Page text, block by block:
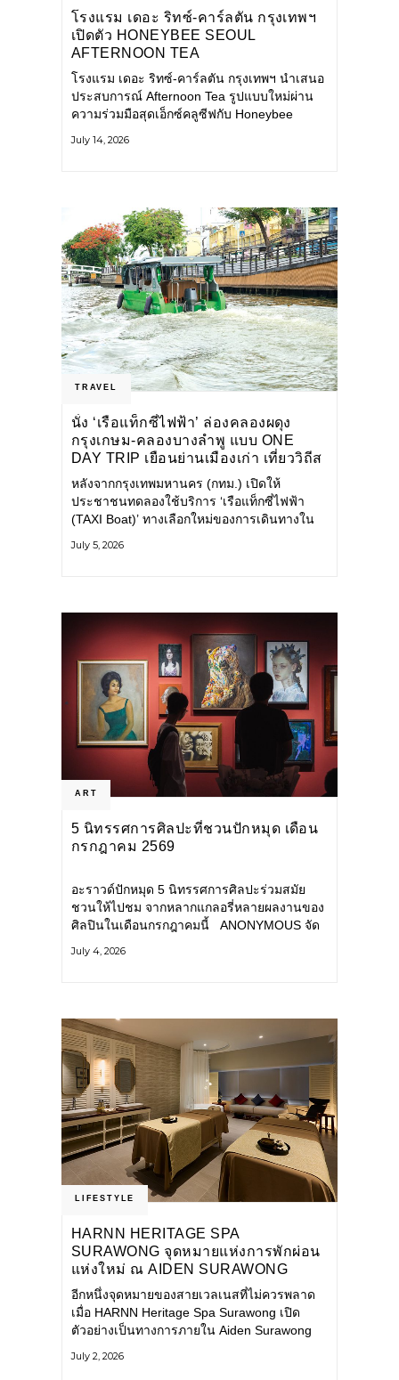
โรงแรม เดอะ ริทซ์-คาร์ลตัน กรุงเทพฯ
เปิดตัว HONEYBEE SEOUL
AFTERNOON TEA
COLLABORATION ณ คาเลโอ
(CALEŌ) ชวนสัมผัสเสน่ห์ของขนม
หวานร่วมสมัยจากกรุงโซล
โรงแรม เดอะ ริทซ์-คาร์ลตัน กรุงเทพฯ นำเสนอ
ประสบการณ์ Afternoon Tea รูปแบบใหม่ผ่าน
ความร่วมมือสุดเอ็กซ์คลูซีฟกับ Honeybee
ดังจากกรุงโซล นำโดยเชฟอึนจอง
July 14, 2026
TRAVEL
นั่ง ‘เรือแท็กซี่ไฟฟ้า’ ล่องคลองผดุง
กรุงเกษม-คลองบางลำพู แบบ ONE
DAY TRIP เยือนย่านเมืองเก่า เที่ยววิถีส
โลว์ไลฟ์แบบรักษ์โลก
หลังจากกรุงเทพมหานคร (กทม.) เปิดให้
ประชาชนทดลองใช้บริการ ‘เรือแท็กซี่ไฟฟ้า
(TAXI Boat)’ ทางเลือกใหม่ของการเดินทางใน
แวดล้อม ผ่านแอปพลิเคชัน MuvMi (มูฟมี)
July 5, 2026
ART
5 นิทรรศการศิลปะที่ชวนปักหมุด เดือน
กรกฎาคม 2569
อะราวด์ปักหมุด 5 นิทรรศการศิลปะร่วมสมัย
ชวนให้ไปชม จากหลากแกลอรี่หลายผลงานของ
ศิลปินในเดือนกรกฎาคมนี้ ANONYMOUS จัด
กลุ่ม Anonymous โดยมี นิ่ม
July 4, 2026
LIFESTYLE
HARNN HERITAGE SPA
SURAWONG จุดหมายแห่งการพักผ่อน
แห่งใหม่ ณ AIDEN SURAWONG
BANGKOK
อีกหนึ่งจุดหมายของสายเวลเนสที่ไม่ควรพลาด
เมื่อ HARNN Heritage Spa Surawong เปิด
ตัวอย่างเป็นทางการภายใน Aiden Surawong
ของเมืองใหญ่ มาสัมผัสประสบการณ์การพักผ่อน
July 2, 2026